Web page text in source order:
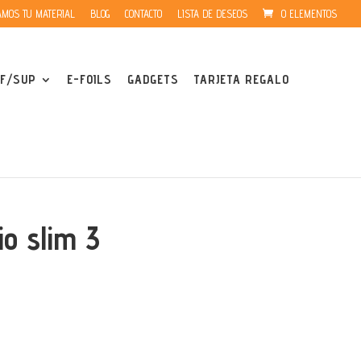
TU MATERIAL BLOG CONTACTO LISTA DE DESEOS 0 ELEMENTOS
SUP E-FOILS GADGETS TARJETA REGALO
slim 3